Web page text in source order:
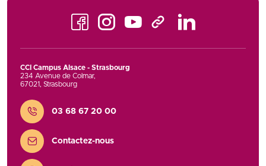
FacebookInstagramYoutube TikTok
CCI Campus Alsace - Strasbourg
234 Avenue de Colmar,
67021, Strasbourg
Contact
03 68 67 20 00
Contactez-nous